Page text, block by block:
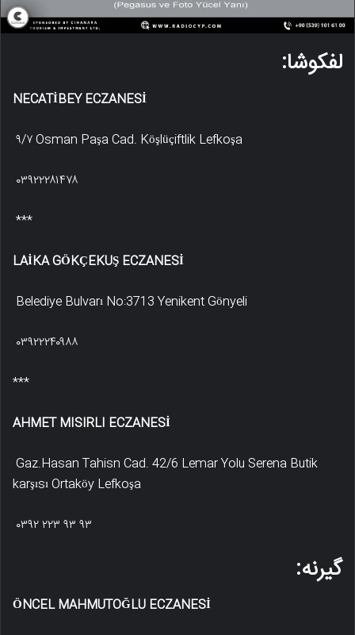
لفکوشا:
NECATİBEY ECZANESİ
۹/۷ Osman Paşa Cad. Köşlüçiftlik Lefkoşa
۰۳۹۲۲۲۸۱۴۷۸
***
LAİKA GÖKÇEKUŞ ECZANESİ
Belediye Bulvarı No:3713 Yenikent Gönyeli
۰۳۹۲۲۲۴۰۹۸۸
***
AHMET MISIRLI ECZANESİ
Gaz.Hasan Tahisn Cad. 42/6 Lemar Yolu Serena Butik
karşısı Ortaköy Lefkoşa
۰۳۹۲ ۲۲۳ ۹۳ ۹۳
گیرنه:
ÖNCEL MAHMUTOĞLU ECZANESİ